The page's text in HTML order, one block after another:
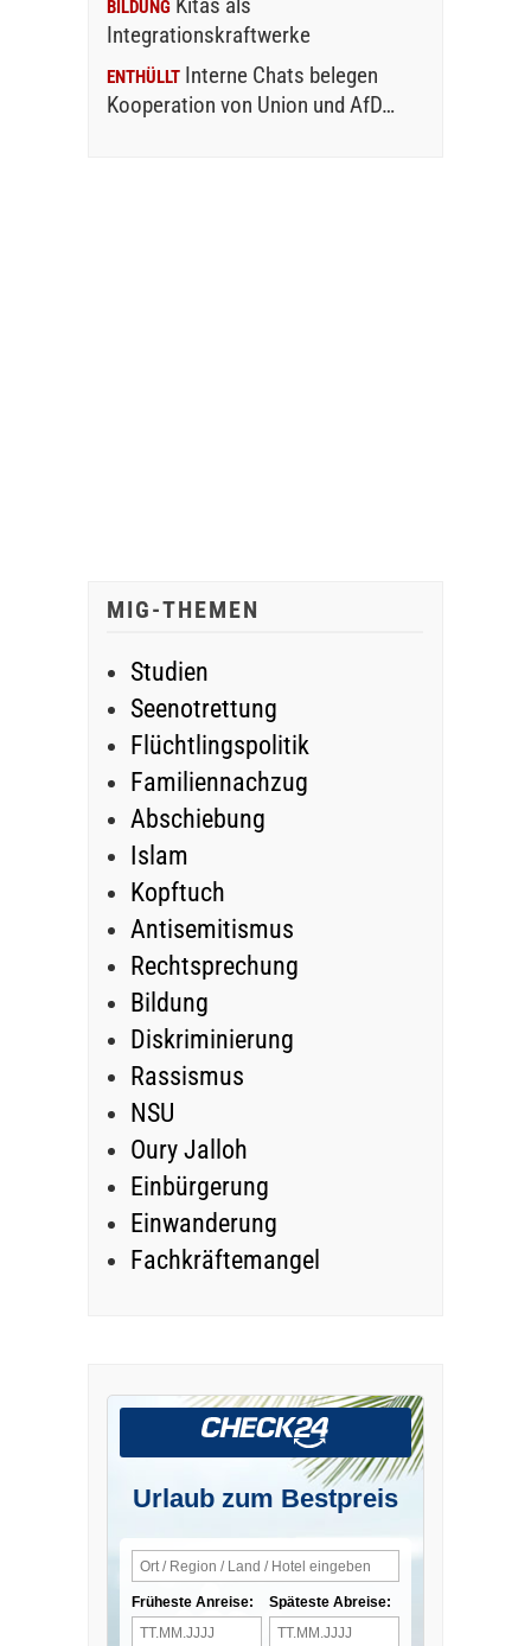
BILDUNG
Integrationskraftwerke
ENTHÜLLT Interne Chats belegen
Kooperation von Union und AfD…
MIG-THEMEN
Studien
Seenotrettung
Flüchtlingspolitik
Familiennachzug
Abschiebung
Islam
Kopftuch
Antisemitismus
Rechtsprechung
Bildung
Diskriminierung
Rassismus
NSU
Oury Jalloh
Einbürgerung
Einwanderung
Fachkräftemangel
Urlaub zum Bestpreis
Früheste Anreise: Späteste Abreise: